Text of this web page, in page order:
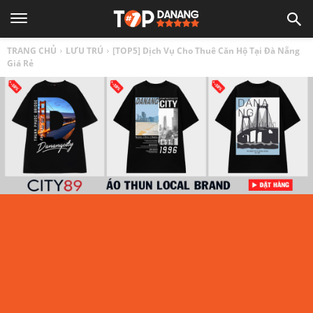
ĐÀ
NẴNG
|
TRANG CHỦ LƯU TRÚ
[TOP5] Dịch Vụ Cho Thuê Căn Hộ Tại Đà Nẵng
Giá Rẻ